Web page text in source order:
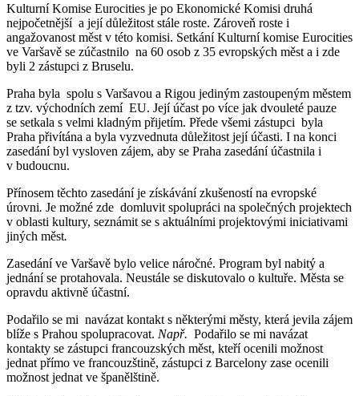
Kulturní Komise Eurocities je po Ekonomické Komisi druhá
nejpočetnější a její důležitost stále roste. Zároveň roste i
angažovanost měst v této komisi. Setkání Kulturní komise Eurocities
ve Varšavě se zúčastnilo na 60 osob z 35 evropských měst a i zde
byli 2 zástupci z Bruselu.
Praha byla spolu s Varšavou a Rigou jediným zastoupeným městem
z tzv. východních zemí EU. Její účast po více jak dvouleté pauze
se setkala s velmi kladným přijetím. Přede všemi zástupci byla
Praha přivítána a byla vyzvednuta důležitost její účasti. I na konci
zasedání byl vysloven zájem, aby se Praha zasedání účastnila i
v budoucnu.
Přínosem těchto zasedání je získávání zkušeností na evropské
úrovni. Je možné zde domluvit spolupráci na společných projektech
v oblasti kultury, seznámit se s aktuálními projektovými iniciativami
jiných měst.
Zasedání ve Varšavě bylo velice náročné. Program byl nabitý a
jednání se protahovala. Neustále se diskutovalo o kultuře. Města se
opravdu aktivně účastní.
Podařilo se mi navázat kontakt s některými městy, která jevila zájem
blíže s Prahou spolupracovat. Např. Podařilo se mi navázat
kontakty se zástupci francouzských měst, kteří ocenili možnost
jednat přímo ve francouzštině, zástupci z Barcelony zase ocenili
možnost jednat ve španělštině.